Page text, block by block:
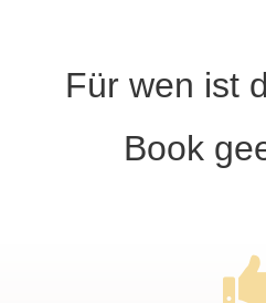
Für wen ist
Book